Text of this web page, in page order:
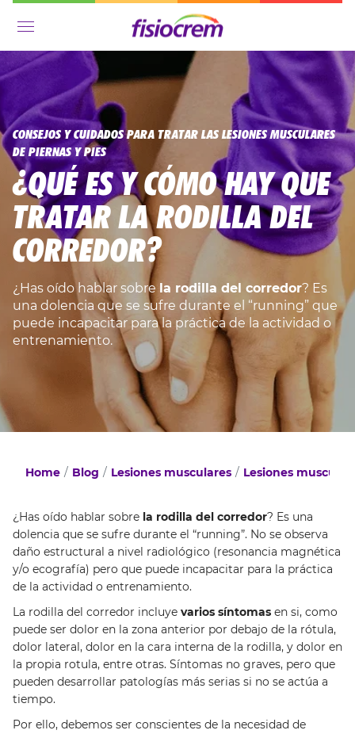
Menú
CONSEJOS Y CUIDADOS PARA TRATAR LAS LESIONES MUSCULARES
DE PIERNAS Y PIES
¿QUÉ ES Y CÓMO HAY QUE
TRATAR LA RODILLA DEL
CORREDOR?
¿Has oído hablar sobre la rodilla del corredor? Es
una dolencia que se sufre durante el “running” que
puede incapacitar para la práctica de la actividad o
entrenamiento.
Home Blog Lesiones musculares Lesiones
¿Has oído hablar sobre la rodilla del corredor? Es una
dolencia que se sufre durante el “running”. No se observa
daño estructural a nivel radiológico (resonancia magnética
y/o ecografía) pero que puede incapacitar para la práctica
de la actividad o entrenamiento.
La rodilla del corredor incluye varios síntomas en si, como
puede ser dolor en la zona anterior por debajo de la rótula,
dolor lateral, dolor en la cara interna de la rodilla, y dolor en
la propia rotula, entre otras. Síntomas no graves, pero que
pueden desarrollar patologías más serias si no se actúa a
tiempo.
Por ello, debemos ser conscientes de la necesidad de